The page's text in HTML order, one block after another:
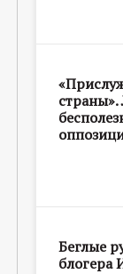
страны».
Беглые
блогера